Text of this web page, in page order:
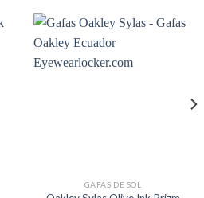
GAFAS DE SOL